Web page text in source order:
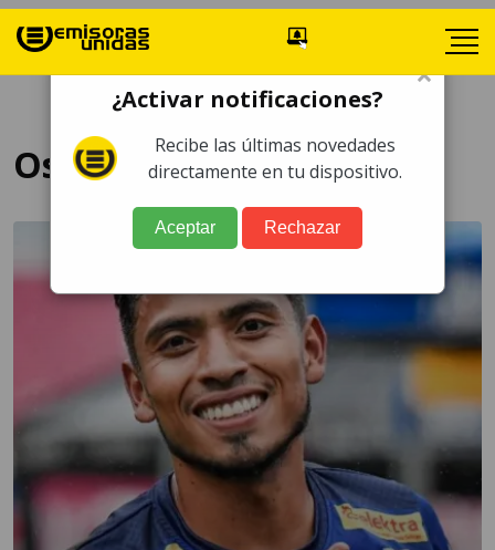
Oscar Mejía
×
¿Activar notificaciones?
Recibe las últimas novedades
directamente en tu dispositivo.
Aceptar Rechazar